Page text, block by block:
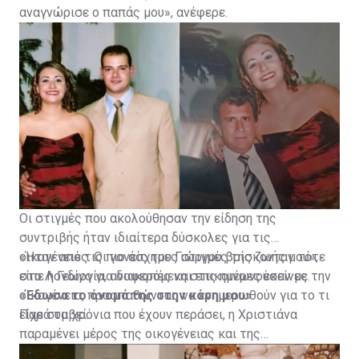
αναγνώρισε ο παπάς μου», ανέφερε.
Οι στιγμές που ακολούθησαν την είδηση της
συντριβής ήταν ιδιαίτερα δύσκολες για τις
οικογένειες. Οι γονείς του Γιώργου βρίσκονταν τότε
στο Λονδίνο για διακοπές και επικοινωνούσαν με την
οικογένεια, προσπαθώντας να ενημερωθούν για το τι
είχε συμβεί.
«Ήταν από τις πιο άσχημες στιγμές της ζωής μου»,
είπε η Γεωργία, αναφερόμενη στις ημέρες εκείνες.
«Έδωσα το όνομά της στην κόρη μου»
Παρά τα χρόνια που έχουν περάσει, η Χριστιάνα
παραμένει μέρος της οικογένειας και της
καθημερινότητας της Γεωργίας.